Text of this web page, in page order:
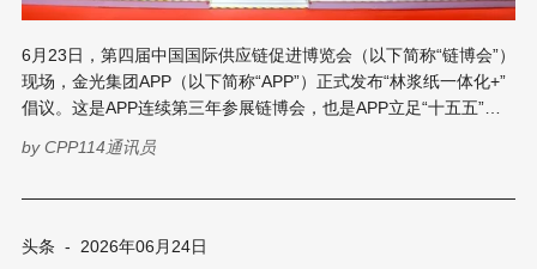
6月23日，第四届中国国际供应链促进博览会（以下简称“链博会”）
现场，金光集团APP（以下简称“APP”）正式发布“林浆纸一体化+”
倡议。这是APP连续第三年参展链博会，也是APP立足“十五五”开
的战略升级 金光集团APP（中国）副总裁翟京丽在发布会现场介
的共同作用： 外生动力方面，产业环境正发生结构性变化。国内
byCPP114通讯员
头条 - 2026年06月24日